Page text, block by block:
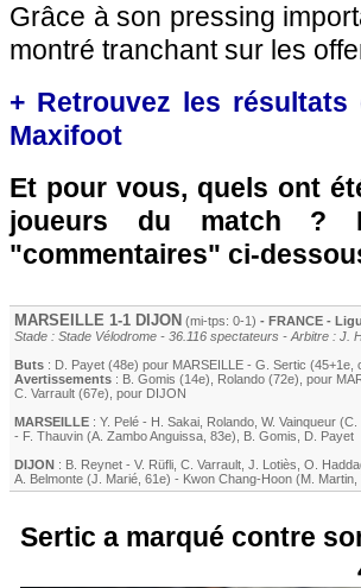
Grâce à son pressing
montré tranchant sur les
+ Retrouvez les
Maxifoot
Et pour vous, quels ont
joueurs du match ?
"commentaires" ci-
MARSEILLE 1-1 DIJON (mi-tps: 0-1) - FRANCE -
Stade : Stade Vélodrome - 36.116 spectateurs - Arbitre : J.
Buts : D. Payet (48e) pour MARSEILLE - G. Sertic (45+1e,
Avertissements : B. Gomis (14e) Rolando (72e) , pour
C. Varrault (67e) , pour DIJON
MARSEILLE : Y. Pelé - H. Sakai Rolando W. Vainqueur (C.
- F. Thauvin (A. Zambo Anguissa , 83e) B. Gomis
D. Payet
DIJON : B. Reynet - V. Rüfli C. Varrault J. Lotiès O.
A. Belmonte (J. Marié , 61e) - Kwon Chang-Hoon (M. Martin
Sertic a marqué contre